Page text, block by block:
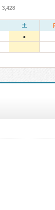
3,428
土
●